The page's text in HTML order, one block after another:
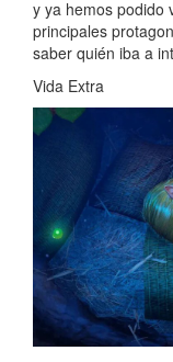
y ya hemos podido
principales
saber quién iba a
Vida Extra